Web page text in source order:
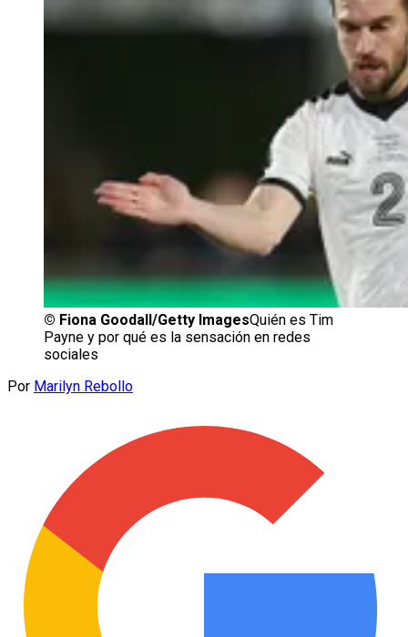
© Fiona Goodall/Getty ImagesQuién es Tim
Payne y por qué es la sensación en redes
sociales
Por Marilyn Rebollo